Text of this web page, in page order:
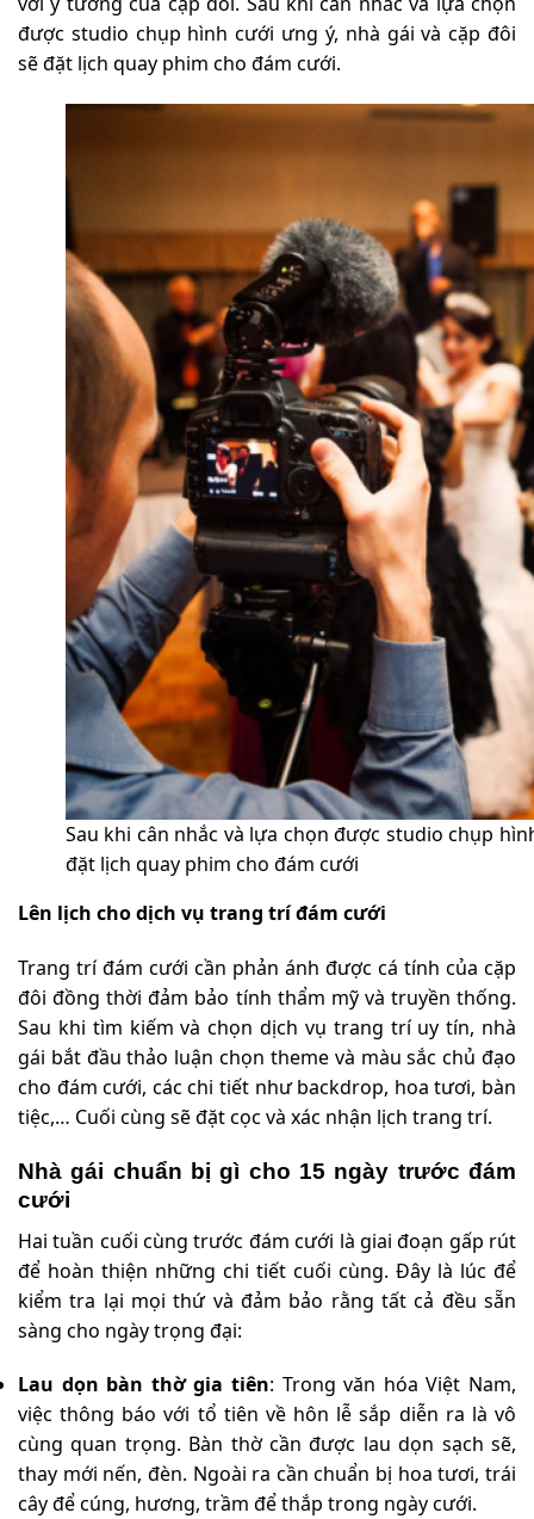
được studio chụp hình cưới ưng ý, nhà gái và cặp đôi
sẽ đặt lịch quay phim cho đám cưới.
Sau khi cân nhắc và lựa chọn được studio chụp
đặt lịch quay phim cho đám cưới
Lên lịch cho dịch vụ trang trí đám cưới
Trang trí đám cưới cần phản ánh được cá tính của cặp
đôi đồng thời đảm bảo tính thẩm mỹ và truyền thống.
Sau khi tìm kiếm và chọn dịch vụ trang trí uy tín, nhà
gái bắt đầu thảo luận chọn theme và màu sắc chủ đạo
cho đám cưới, các chi tiết như backdrop, hoa tươi, bàn
tiệc,… Cuối cùng sẽ đặt cọc và xác nhận lịch trang trí.
Nhà gái chuẩn bị gì cho 15 ngày trước đám
cưới
Hai tuần cuối cùng trước đám cưới là giai đoạn gấp rút
để hoàn thiện những chi tiết cuối cùng. Đây là lúc để
kiểm tra lại mọi thứ và đảm bảo rằng tất cả đều sẵn
sàng cho ngày trọng đại:
Lau dọn bàn thờ gia tiên: Trong văn hóa Việt Nam,
việc thông báo với tổ tiên về hôn lễ sắp diễn ra là vô
cùng quan trọng. Bàn thờ cần được lau dọn sạch sẽ,
thay mới nến, đèn. Ngoài ra cần chuẩn bị hoa tươi, trái
cây để cúng, hương, trầm để thắp trong ngày cưới.